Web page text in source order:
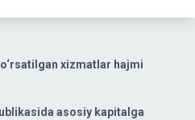
xizmatlar hajmi
asosiy kapitalga